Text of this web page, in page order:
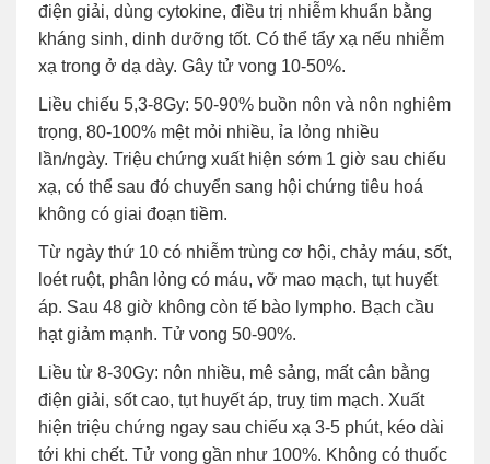
điện giải, dùng cytokine, điều trị nhiễm khuẩn bằng
kháng sinh, dinh dưỡng tốt. Có thể tẩy xạ nếu nhiễm
xạ trong ở dạ dày. Gây tử vong 10-50%.
Liều chiếu 5,3-8Gy: 50-90% buồn nôn và nôn nghiêm
trọng, 80-100% mệt mỏi nhiều, ỉa lỏng nhiều
lần/ngày. Triệu chứng xuất hiện sớm 1 giờ sau chiếu
xạ, có thể sau đó chuyển sang hội chứng tiêu hoá
không có giai đoạn tiềm.
Từ ngày thứ 10 có nhiễm trùng cơ hội, chảy máu, sốt,
loét ruột, phân lỏng có máu, vỡ mao mạch, tụt huyết
áp. Sau 48 giờ không còn tế bào lympho. Bạch cầu
hạt giảm mạnh. Tử vong 50-90%.
Liều từ 8-30Gy: nôn nhiều, mê sảng, mất cân bằng
điện giải, sốt cao, tụt huyết áp, truỵ tim mạch. Xuất
hiện triệu chứng ngay sau chiếu xạ 3-5 phút, kéo dài
tới khi chết. Tử vong gần như 100%. Không có thuốc